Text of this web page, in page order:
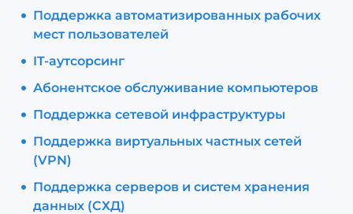
Поддержка автоматизированных рабочих
мест пользователей
IT-аутсорсинг
Абонентское обслуживание компьютеров
Поддержка сетевой инфраструктуры
Поддержка виртуальных частных сетей
(VPN)
Поддержка серверов и систем хранения
данных (СХД)